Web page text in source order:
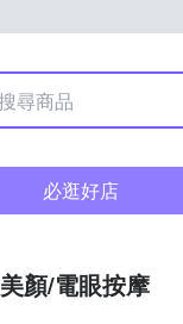
必逛好店
美顏/電眼按摩